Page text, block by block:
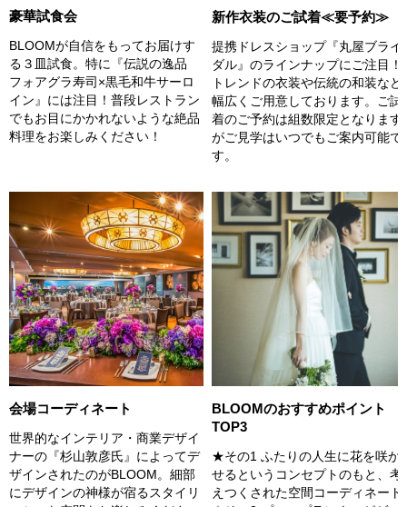
豪華試食会
BLOOMが自信をもってお届けす
る３皿試食。特に『伝説の逸品
フォアグラ寿司×黒毛和牛サーロ
イン』には注目！普段レストラン
でもお目にかかれないような絶品
料理をお楽しみください！
新作衣装のご試着≪要予約≫
提携ドレスショップ『丸屋ブライ
ダル』のラインナップにご注目！
トレンドの衣装や伝統の和装など
幅広くご用意しております。ご試
着のご予約は組数限定となります
がご見学はいつでもご案内可能で
す。
会場コーディネート
世界的なインテリア・商業デザイ
ナーの『杉山敦彦氏』によってデ
ザインされたのがBLOOM。細部
にデザインの神様が宿るスタイリ
BLOOMのおすすめポイント
TOP3
★その1 ふたりの人生に花を咲か
せるというコンセプトのもと、考
えつくされた空間コーディネート